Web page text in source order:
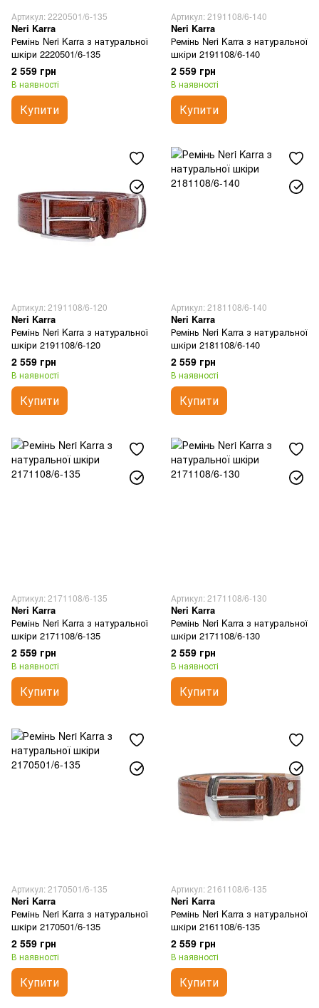
Артикул: 2220501/6-135
Neri Karra
Ремінь Neri Karra з натуральної
шкіри 2220501/6-135
2 559 грн
В наявності
Купити
Артикул: 2191108/6-140
Neri Karra
Ремінь Neri Karra з натуральної
шкіри 2191108/6-140
2 559 грн
В наявності
Купити
Артикул: 2191108/6-120
Neri Karra
Ремінь Neri Karra з натуральної
шкіри 2191108/6-120
2 559 грн
В наявності
Купити
Артикул: 2181108/6-140
Neri Karra
Ремінь Neri Karra з натуральної
шкіри 2181108/6-140
2 559 грн
В наявності
Купити
Артикул: 2171108/6-135
Neri Karra
Ремінь Neri Karra з натуральної
шкіри 2171108/6-135
2 559 грн
В наявності
Купити
Артикул: 2171108/6-130
Neri Karra
Ремінь Neri Karra з натуральної
шкіри 2171108/6-130
2 559 грн
В наявності
Купити
Артикул: 2170501/6-135
Neri Karra
Ремінь Neri Karra з натуральної
шкіри 2170501/6-135
2 559 грн
В наявності
Купити
Артикул: 2161108/6-135
Neri Karra
Ремінь Neri Karra з натуральної
шкіри 2161108/6-135
2 559 грн
В наявності
Купити